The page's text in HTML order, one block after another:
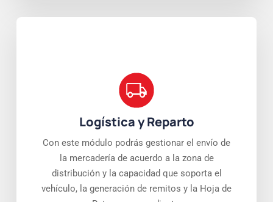
Logística y Reparto
Con este módulo podrás gestionar el envío de
la mercadería de acuerdo a la zona de
distribución y la capacidad que soporta el
vehículo, la generación de remitos y la Hoja de